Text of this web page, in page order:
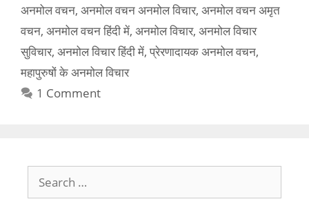
अनमोल वचन, अनमोल वचन अनमोल विचार, अनमोल वचन अमृत
वचन, अनमोल वचन हिंदी में, अनमोल विचार, अनमोल विचार
सुविचार, अनमोल विचार हिंदी में, प्रेरणादायक अनमोल वचन,
महापुरुषों के अनमोल विचार
1 Comment
for: